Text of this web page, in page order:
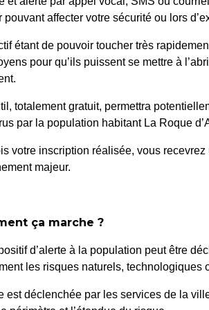
d’Accessibilité aux
International de
pouvant affecter votre sécurité ou lors
étant de pouvoir toucher très
pour qu’ils puissent se mettre à
totalement gratuit, permettra
par la population habitant La Roque
votre inscription réalisée, vous
majeur.
ça marche ?
d’alerte à la population peut être
les risques naturels, technologiques
est déclenchée par les services de la